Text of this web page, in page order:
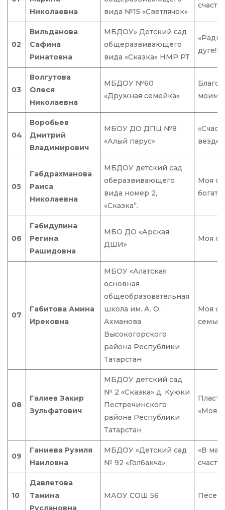
Николаевна
вида №15 «Светлячок»
02
Вильданова
Сафина
Ринатовна
МБДОУ» Детский сад
общеразвивающего
вида «Сказка» НМР РТ
«Рады
дуге!»
03
Волгутова
Олеся
Николаевна
МБДОУ №60
«Дружная семейка»
моим
04
Воробьев
Дмитрий
Владимирович
МБОУ ДО ДПЦ №8
«Алый парус»
везде!»
05
Габдрахманова
Раиса
Николаевна
МБДОУ детский сад
оберазвивающего
вида номер 2,
«Сказка”.
Моя
06
Габидулина
Регина
Рашидовна
МБО ДО «Арская
ДШИ»
Моя
07
Габитова Амина
Ирековна
МБОУ «Алатская
основная
общеобразовательная
школа им. А. О.
Ахманова
Высокогорского
района Республики
Татарстан
Моя
семья
08
Галиев Закир
Зульфатович
МБДОУ детский сад
№ 2 «Сказка» д. Куюки
Пестречинского
района Республики
Татарстан
«Моя
09
Ганиева Рузиля
Наиловна
МБДОУ «Детский сад
№ 92 «Голбакча»
«В
10
Давлетова
Тамина
Руслановна
МАОУ СОШ 56